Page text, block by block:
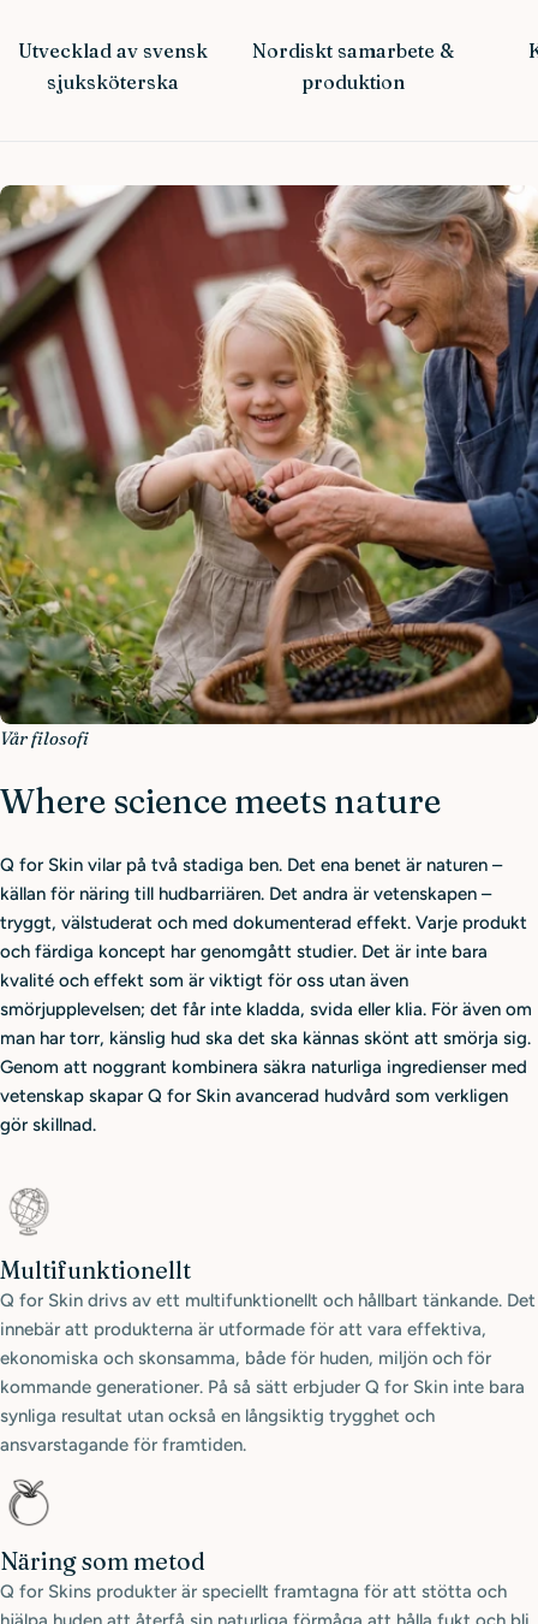
Utvecklad av svensk
sjuksköterska
Nordiskt samarbete &
produktion
Vår filosofi
Where science meets nature
Q for Skin vilar på två stadiga ben. Det ena benet är naturen –
källan för näring till hudbarriären. Det andra är vetenskapen –
tryggt, välstuderat och med dokumenterad effekt. Varje produkt
och färdiga koncept har genomgått studier. Det är inte bara
kvalité och effekt som är viktigt för oss utan även
smörjupplevelsen; det får inte kladda, svida eller klia. För även om
man har torr, känslig hud ska det ska kännas skönt att smörja sig.
Genom att noggrant kombinera säkra naturliga ingredienser med
vetenskap skapar Q for Skin avancerad hudvård som verkligen
gör skillnad.
Multifunktionellt
Q for Skin drivs av ett multifunktionellt och hållbart tänkande. Det
innebär att produkterna är utformade för att vara effektiva,
ekonomiska och skonsamma, både för huden, miljön och för
kommande generationer. På så sätt erbjuder Q for Skin inte bara
synliga resultat utan också en långsiktig trygghet och
ansvarstagande för framtiden.
Näring som metod
Q for Skins produkter är speciellt framtagna för att stötta och